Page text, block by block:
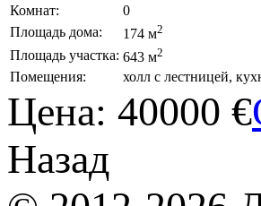
Комнат:
0
Площадь дома:
174 м2
Площадь участка: 643 м2
Помещения: холл с лестницей,
Цена: 40000 €
Назад